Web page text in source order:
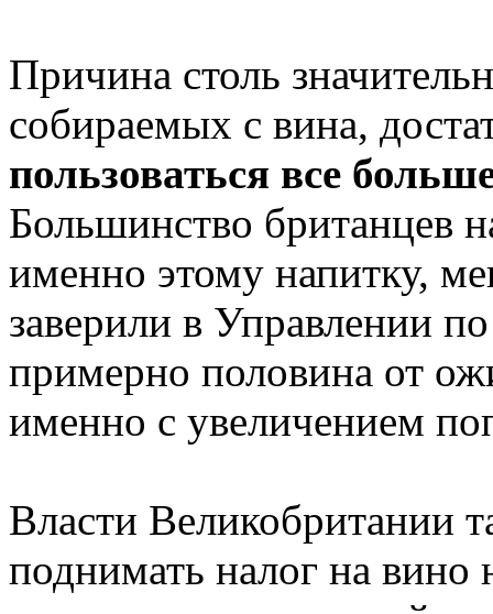
Причина столь
собираемых с вина,
пользоваться все
Большинство британцев
именно этому напитку,
заверили в Управлении
примерно половина от
именно с увеличением
Власти Великобритании
поднимать налог на вино